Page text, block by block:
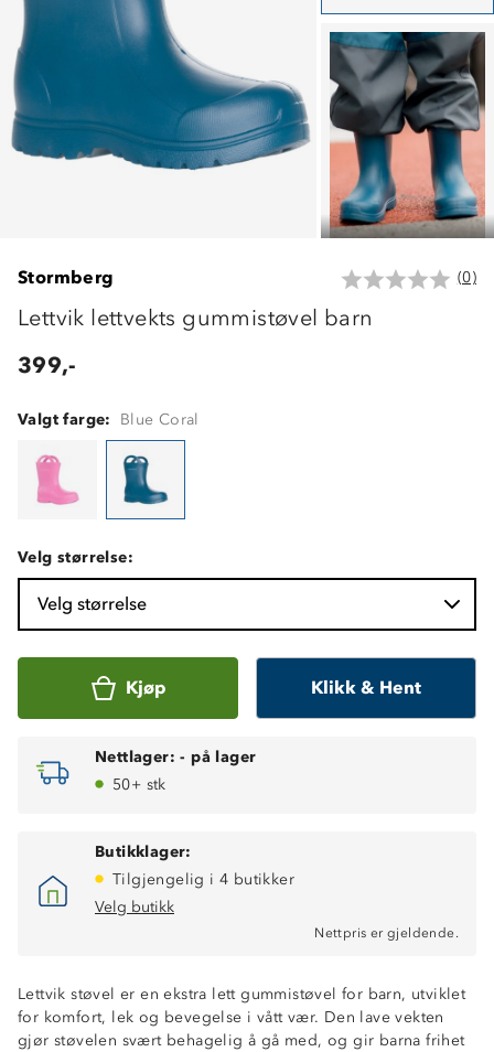
Stormberg (0)
Lettvik lettvekts gummistøvel barn
399,-
Valgt farge: Blue Coral
Velg størrelse:
Velg størrelse
Kjøp Klikk & Hent
Nettlager: - på lager
50+ stk
Butikklager:
Tilgjengelig i 4 butikker
Velg butikk
Nettpris er gjeldende.
Lettvik støvel er en ekstra lett gummistøvel for barn, utviklet
for komfort, lek og bevegelse i vått vær. Den lave vekten
gjør støvelen svært behagelig å gå med, og gir barna frihet